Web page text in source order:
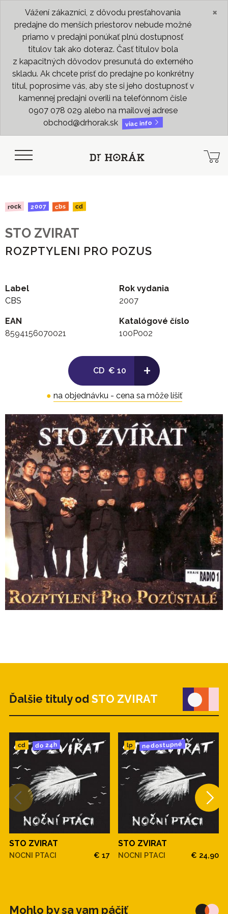
Vážení zákazníci, z dôvodu presťahovania
predajne do menších priestorov nebude možné
priamo v predajni ponúkať plnú dostupnosť
titulov tak ako doteraz. Časť titulov bola
z kapacitných dôvodov presunutá do externého
skladu. Ak chcete prísť do predajne po konkrétny
titul, poprosíme vás, aby ste si jeho dostupnosť v
kamennej predajni overili na telefónnom čísle
0907 078 029 alebo na mailovej adrese
obchod@drhorak.sk
viac info
×
rock 2007 cbs cd
STO ZVIRAT
ROZPTYLENI PRO POZUS
Label
CBS
Rok vydania
2007
EAN
8594156070021
Katalógové číslo
100P002
CD € 10 +
● na objednávku - cena sa môže líšiť
Ďalšie tituly od STO ZVIRAT
cd do 24h
STO ZVIRAT
NOCNI PTACI € 17
lp nedostupné
STO ZVIRAT
NOCNI PTACI € 24,90
Mohlo by sa vam páčiť